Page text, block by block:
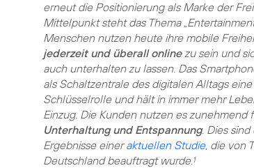
erneut die Positionierung als Marke der
Mittelpunkt steht das Thema
Menschen nutzen heute ihre mobile
jederzeit und überall onlinezu sein und
auch unterhalten zu lassen. Das
als Schaltzentrale des digitalen Alltags eine
Schlüsselrolle und hält in immer mehr
Einzug. Die Kunden nutzen es zunehmend
Unterhaltung und Entspannung. Dies sind
Ergebnisse eineraktuellen Studie, die von
Deutschland beauftragt wurde.1